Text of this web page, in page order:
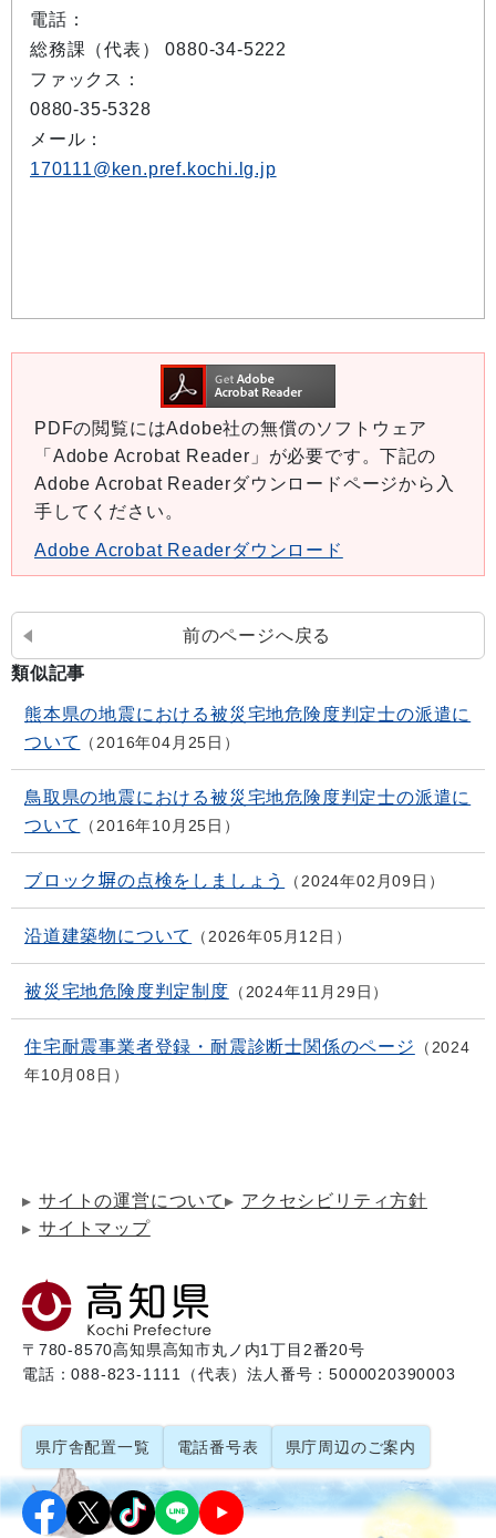
電話：
総務課（代表） 0880-34-5222
ファックス：
0880-35-5328
メール：
170111@ken.pref.kochi.lg.jp
PDFの閲覧にはAdobe社の無償のソフトウェア
「Adobe Acrobat Reader」が必要です。下記の
Adobe Acrobat Readerダウンロードページから入
手してください。
Adobe Acrobat Readerダウンロード
前のページへ戻る
類似記事
熊本県の地震における被災宅地危険度判定士の派遣に
ついて
2016年04月25日
鳥取県の地震における被災宅地危険度判定士の派遣に
ついて
2016年10月25日
ブロック塀の点検をしましょう 2024年02月09日
沿道建築物について 2026年05月12日
被災宅地危険度判定制度 2024年11月29日
住宅耐震事業者登録・耐震診断士関係のページ
2024
年10月08日
サイトの運営について
アクセシビリティ方針
サイトマップ
〒780-8570高知県高知市丸ノ内1丁目2番20号
電話：088-823-1111（代表）法人番号：5000020390003
県庁舎配置一覧 電話番号表 県庁周辺のご案内